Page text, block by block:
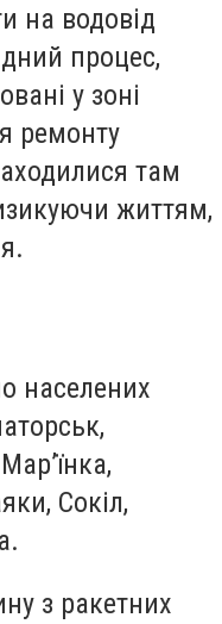
на водовід
процес,
у зоні
ремонту
там
життям,
населених
Сокіл,
з ракетних